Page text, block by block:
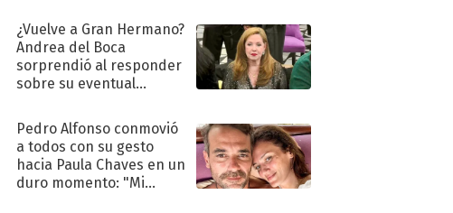
"Traidora"
¿Vuelve a Gran Hermano?
Andrea del Boca
sorprendió al responder
sobre su eventual
Pedro Alfonso conmovió
a todos con su gesto
hacia Paula Chaves en un
duro momento: "Mi